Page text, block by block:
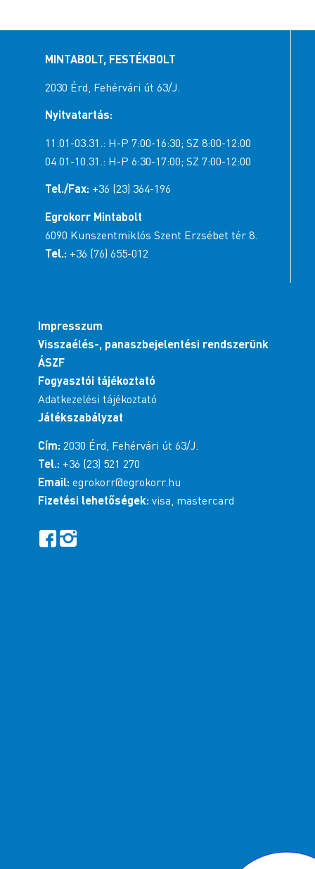
MINTABOLT, FESTÉKBOLT
2030 Érd, Fehérvári út 63/J.
Nyitvatartás:
11.01-03.31.: H-P 7:00-16:30; SZ 8:00-12:00
04.01-10.31.: H-P 6:30-17:00; SZ 7:00-12:00
Tel./Fax: +36 (23) 364-196
Egrokorr Mintabolt
6090 Kunszentmiklós Szent Erzsébet tér 8.
Tel.: +36 (76) 655-012
Impresszum
Visszaélés-, panaszbejelentési rendszerünk
ÁSZF
Fogyasztói tájékoztató
Adatkezelési tájékoztató
Játékszabályzat
Cím: 2030 Érd, Fehérvári út 63/J.
Tel.: +36 (23) 521 270
Email: egrokorr@egrokorr.hu
Fizetési lehetőségek: visa, mastercard